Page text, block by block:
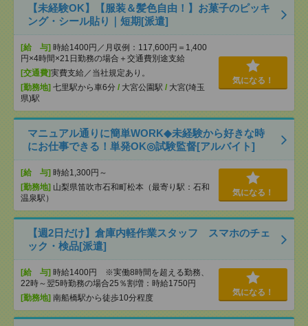
【未経験OK】【服装＆髪色自由！】お菓子のピッキ
ング・シール貼り｜短期[派遣]
[給 与] 時給1400円／月収例：117,600円＝1,400
円×4時間×21日勤務の場合＋交通費別途支給
[交通費]実費支給／当社規定あり。
[勤務地] 七里駅から車6分 / 大宮公園駅 / 大宮(埼玉
県)駅
気になる！
マニュアル通りに簡単WORK◆未経験から好きな時
にお仕事できる！単発OK◎試験監督[アルバイト]
[給 与] 時給1,300円～
[勤務地] 山梨県笛吹市石和町松本（最寄り駅：石和
温泉駅）
気になる！
【週2日だけ】倉庫内軽作業スタッフ スマホのチェ
ック・検品[派遣]
[給 与] 時給1400円 ※実働8時間を超える勤務、
22時～翌5時勤務の場合25％割増：時給1750円
[勤務地] 南船橋駅から徒歩10分程度
気になる！